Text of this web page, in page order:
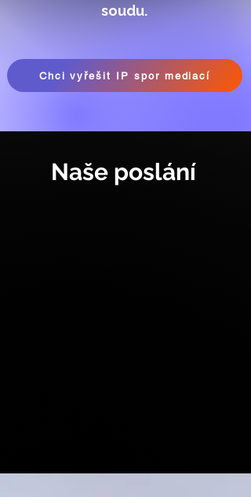
soudu.
Chci vyřešit IP spor mediací
Naše poslání